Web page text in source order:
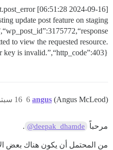
update post feature on staging
to view the requested resource.
key is invalid.”,“http_code”:403}
angus (Angus McLeod) 16 سبتمبر 2024، 9:30ص 6
مرحباً @deepak_dhamde
.
من المحتمل أن يكون هناك بعض